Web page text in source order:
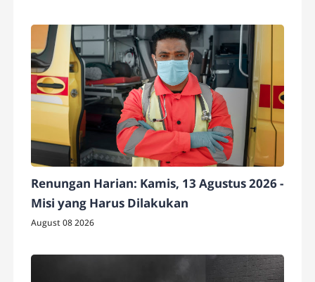
Renungan Harian: Kamis, 13 Agustus 2026 -
Misi yang Harus Dilakukan
August 08 2026